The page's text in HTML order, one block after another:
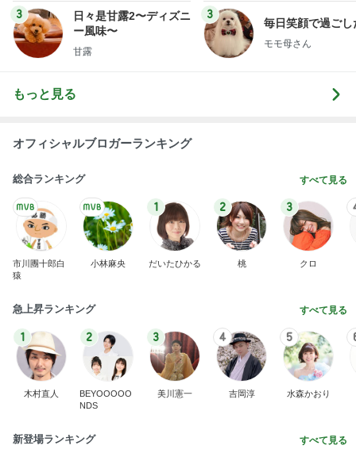
3
日々是甘露2〜ディズニ
ー風味〜
甘露
3
毎日笑顔で過ごし
モモ母さん
もっと見る
オフィシャルブロガーランキング
総合ランキング すべて見る
市川團十郎白
猿
小林麻央
1
だいたひかる
2
桃
3
クロ
急上昇ランキング すべて見る
1
木村直人
2
BEYOOOOO
NDS
3
美川憲一
4
吉岡淳
5
水森かおり
新登場ランキング すべて見る